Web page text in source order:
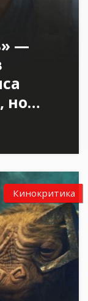
—
но…
Кинокритика